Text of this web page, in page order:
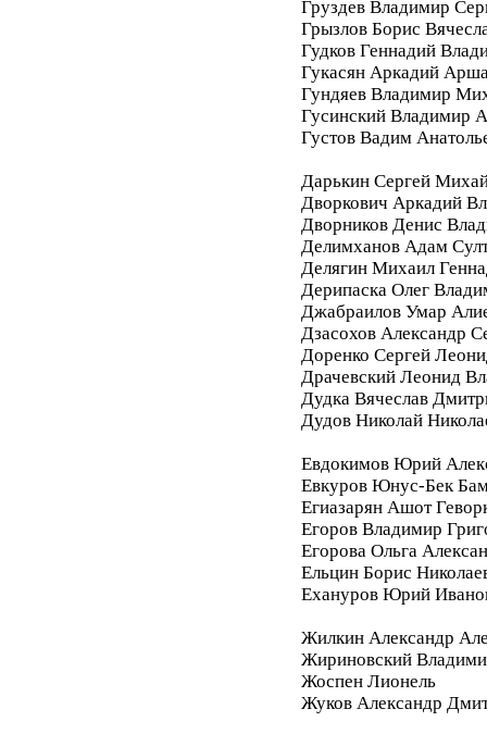
Груздев Владимир
Грызлов Борис
Гудков Геннадий
Гукасян Аркадий
Гундяев Владимир
Гусинский Владимир
Густов Вадим
Дарькин Сергей
Дворкович Аркадий
Дворников Денис
Делимханов Адам
Делягин Михаил
Дерипаска Олег
Джабраилов Умар
Дзасохов Александр
Доренко Сергей
Драчевский Леонид
Дудка Вячеслав
Дудов Николай
Евдокимов Юрий
Евкуров Юнус-Бек
Егиазарян Ашот
Егоров Владимир
Егорова Ольга
Ельцин Борис
Ехануров Юрий
Жилкин Александр
Жириновский
Жоспен Лионель
Жуков Александр